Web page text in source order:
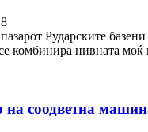
Рударските
комбинира нивната
на соодветна